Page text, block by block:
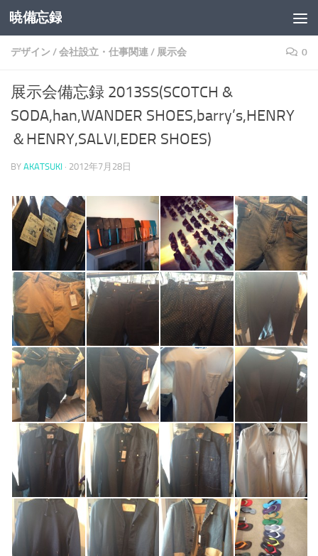
コンテンツへスキップ
暁備忘録
デザイン /会社設立・仕事関連/ 展示会 0
展示会備忘録 2013SS(SCOTCH &
SODA,han,WANDER SHOES,barry’s,HENRY
＆HENRY,SALVI,EDER SHOES)
BY AKATSUKI · 2012年7月28日